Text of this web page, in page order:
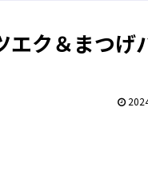
エク＆まつげ